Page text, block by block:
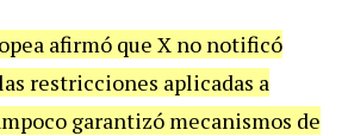
afirmó que X no notificó
restricciones aplicadas a
garantizó mecanismos de